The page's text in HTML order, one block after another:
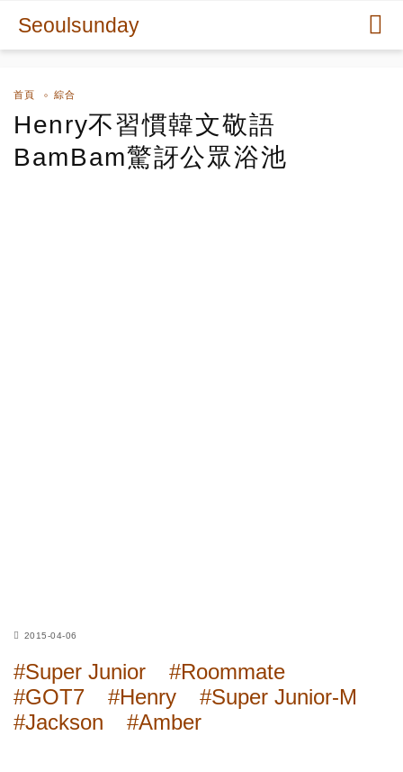
Seoulsunday
首頁 綜合
Henry不習慣韓文敬語
BamBam驚訝公眾浴池
2015-04-06
#Super Junior
#Roommate
#GOT7
#Henry
#Super Junior-M
#Jackson
#Amber